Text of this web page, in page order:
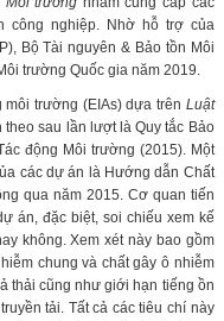
công nghiệp. Nhờ hỗ trợ của
Bộ Tài nguyên & Bảo tồn Môi
trường Quốc gia năm 2019.
trường (EIAs) dựa trên Luật
sau lần lượt là Quy tắc Bảo
động Môi trường (2015). Một
các dự án là Hướng dẫn Chất
qua năm 2015. Cơ quan tiến
án, đặc biệt, soi chiếu xem kế
không. Xem xét này bao gồm
chung và chất gây ô nhiễm
thải cũng như giới hạn tiếng ồn
tải. Tất cả các tiêu chí này